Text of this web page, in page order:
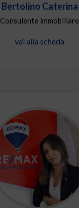
Bertolino Caterina
Consulente immobiliare
vai alla scheda